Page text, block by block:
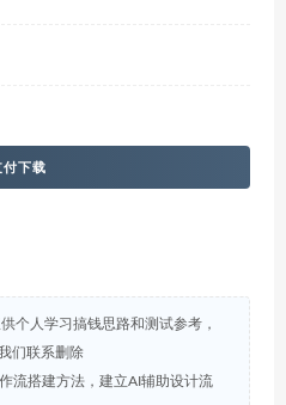
付下载
个人学习搞钱思路和测试参考，
们联系删除
流搭建方法，建立AI辅助设计流